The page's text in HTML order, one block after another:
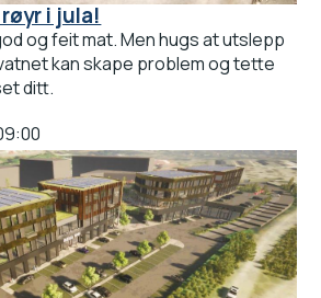
i jula!
og feit mat. Men hugs at utslepp
kan skape problem og tette
ditt.